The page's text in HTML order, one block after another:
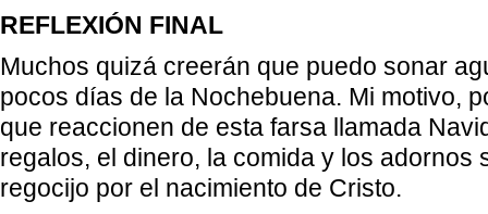
REFLEXIÓN FINAL
Muchos quizá creerán que puedo sonar
pocos días de la Nochebuena. Mi motivo,
que reaccionen de esta farsa llamada
regalos, el dinero, la comida y los adornos
regocijo por el nacimiento de Cristo.